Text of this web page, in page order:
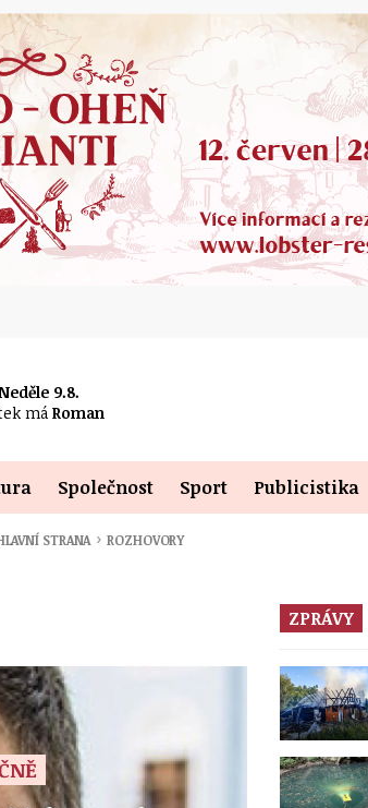
9.8.
má Roman
Společnost Sport Publicistika
STRANA › ROZHOVORY
ZPRÁVY